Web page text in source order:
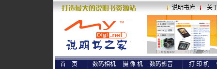
说明书库 关
首 页
数码相机 摄 像 机
数码影音
打 印 机